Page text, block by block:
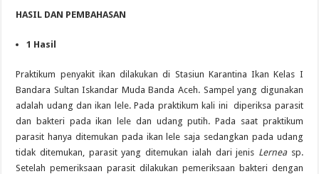
HASIL DAN PEMBAHASAN
1 Hasil
Praktikum penyakit ikan dilakukan di Stasiun Karantina Ikan Kelas I
Bandara Sultan Iskandar Muda Banda Aceh. Sampel yang digunakan
adalah udang dan ikan lele. Pada praktikum kali ini diperiksa parasit
dan bakteri pada ikan lele dan udang putih. Pada saat praktikum
parasit hanya ditemukan pada ikan lele saja sedangkan pada udang
tidak ditemukan, parasit yang ditemukan ialah dari jenis Lerneasp.
Setelah pemeriksaan parasit dilakukan pemeriksaan bakteri dengan